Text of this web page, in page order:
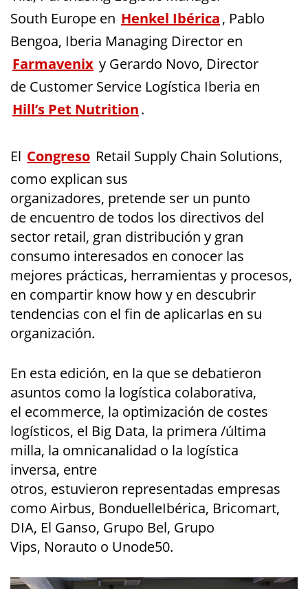
South Europe en Henkel Ibérica, Pablo
Bengoa, Iberia Managing Director en
Farmavenix y Gerardo Novo, Director
de Customer Service Logística Iberia en
Hill’s Pet Nutrition.
El Congreso Retail Supply Chain Solutions,
como explican sus
organizadores, pretende ser un punto
de encuentro de todos los directivos del
sector retail, gran distribución y gran
consumo interesados en conocer las
mejores prácticas, herramientas y procesos,
en compartir know howy en descubrir
tendencias con el fin de aplicarlas en su
organización.
En esta edición, en la que se debatieron
asuntos como la logística colaborativa,
el ecommerce, la optimización de costes
logísticos, el Big Data, la primera /última
milla, la omnicanalidad o la logística
inversa, entre
otros, estuvieron representadas empresas
como Airbus, BonduelleIbérica, Bricomart,
DIA, El Ganso, Grupo Bel, Grupo
Vips, Norauto o Unode50.